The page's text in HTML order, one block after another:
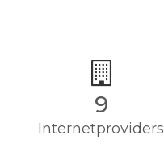
9
Internetproviders